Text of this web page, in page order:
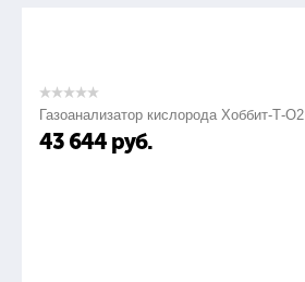
Газоанализатор кислорода Хоббит-Т-О2
43 644 руб.